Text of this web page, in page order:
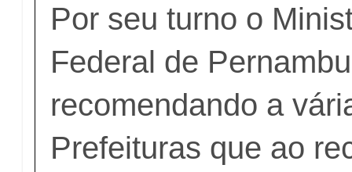
Por seu turno o
Federal de
recomendando a
Prefeituras que ao